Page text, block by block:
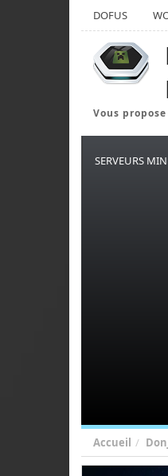
DOFUS
Vous
SERVEURS
Accueil